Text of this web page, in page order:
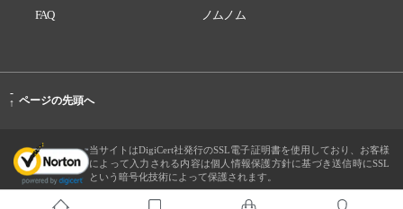
FAQ
ノムノム
-
↑ ページの先頭へ
当サイトはDigiCert社発行のSSL電子証明書を使用しており、お客様
によって入力される内容は個人情報保護方針に基づき送信時にSSL
という暗号化技術によって保護されます。